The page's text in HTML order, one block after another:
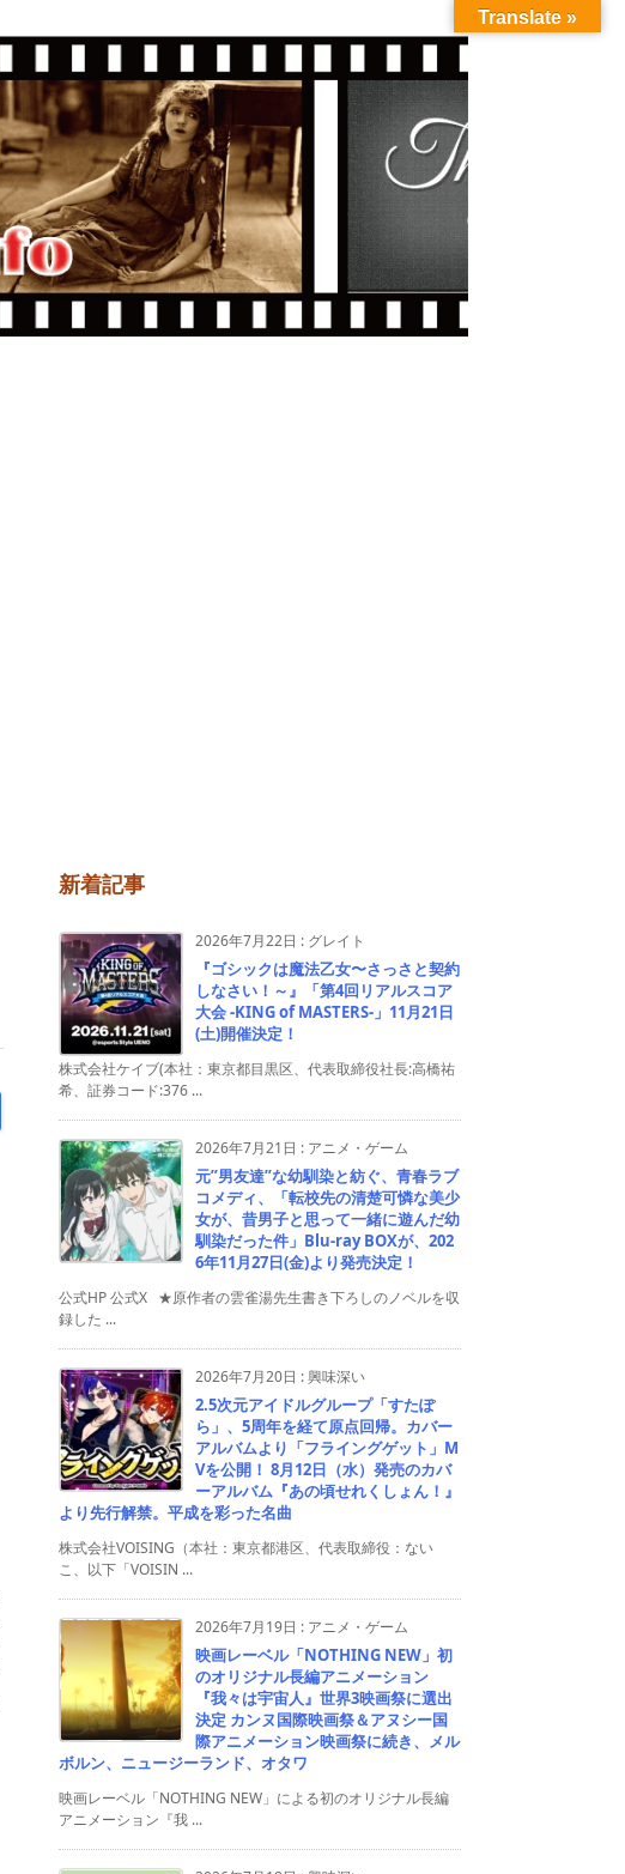
新着記事
2026年7月22日 : グレイト
『ゴシックは魔法乙女〜さっさと契約
しなさい！～』「第4回リアルスコア
大会 -KING of MASTERS-」11月21日
(土)開催決定！
株式会社ケイブ(本社：東京都目黒区、代表取締役社長:高橋祐
希、証券コード:376 ...
2026年7月21日 : アニメ・ゲーム
元”男友達”な幼馴染と紡ぐ、青春ラブ
コメディ、「転校先の清楚可憐な美少
女が、昔男子と思って一緒に遊んだ幼
馴染だった件」Blu-ray BOXが、202
6年11月27日(金)より発売決定！
公式HP 公式X ★原作者の雲雀湯先生書き下ろしのノベルを収
録した ...
2026年7月20日 :興味深い
2.5次元アイドルグループ「すたぽ
ら」、5周年を経て原点回帰。カバー
アルバムより「フライングゲット」M
Vを公開！ 8月12日（水）発売のカバ
ーアルバム『あの頃せれくしょん！』
より先行解禁。平成を彩った名曲
株式会社VOISING（本社：東京都港区、代表取締役：ない
こ、以下「VOISIN ...
2026年7月19日 : アニメ・ゲーム
映画レーベル「NOTHING NEW」初
のオリジナル長編アニメーション
『我々は宇宙人』世界3映画祭に選出
決定 カンヌ国際映画祭＆アヌシー国
際アニメーション映画祭に続き、メル
ボルン、ニュージーランド、オタワ
映画レーベル「NOTHING NEW」による初のオリジナル長編
アニメーション『我 ...
Translate »